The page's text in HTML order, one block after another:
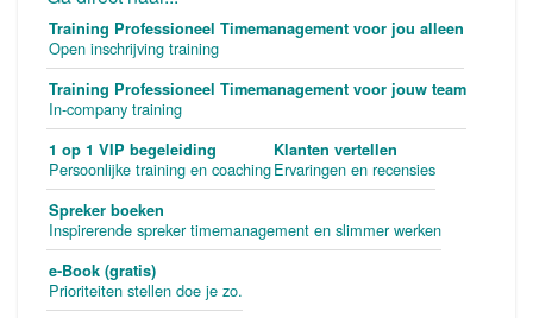
Training Professioneel Timemanagement voor jou alleen
Open inschrijving training
Training Professioneel Timemanagement voor jouw team
In-company training
1 op 1 VIP begeleiding
Persoonlijke training en coaching
Klanten vertellen
Ervaringen en recensies
Spreker boeken
Inspirerende spreker timemanagement en slimmer werken
e-Book (gratis)
Prioriteiten stellen doe je zo.